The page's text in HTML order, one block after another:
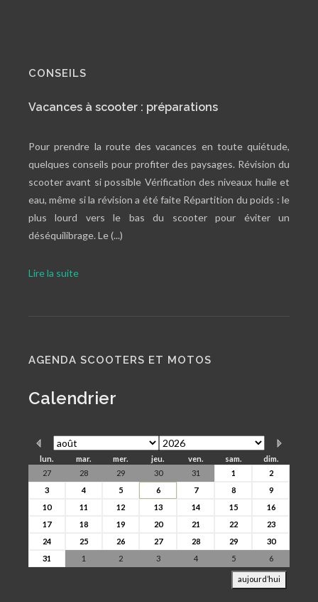
CONSEILS
Vacances à scooter : préparations
Pour prendre la route des vacances en toute quiétude,
quelques conseils pour profiter des paysages. Révision du
scooter avant si possible Vérification des niveaux huile et
eau, même si la révision a été faite Répartition du poids : le
plus lourd vers le bas du scooter pour éviter un
déséquilibrage. Le (...)
Lire la suite
AGENDA SCOOTERS ET MOTOS
Calendrier
lun. mar. mer. jeu. ven. sam.
dim.
27
28 29 30 31 1
2
3
4 5 6 7 8
9
10
11 12 13 14 15
16
17
18 19 20 21 22
23
24
25 26 27 28 29
30
31
1 2 3 4 5 6
aujourd’hui